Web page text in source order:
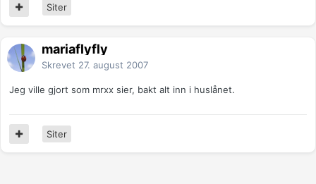
Siter
mariaflyfly
Skrevet 27. august 2007
Jeg ville gjort som mrxx sier, bakt alt inn i huslånet.
Siter